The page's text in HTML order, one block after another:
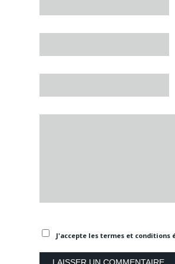
J'accepte les termes et conditions